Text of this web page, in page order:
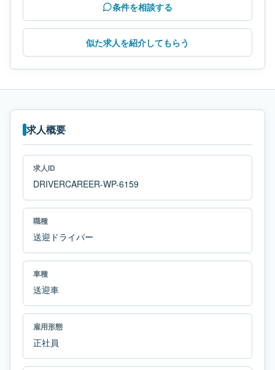
条件を相談する
似た求人を紹介してもらう
求人概要
求人ID
DRIVERCAREER-WP-6159
職種
送迎ドライバー
車種
送迎車
雇用形態
正社員